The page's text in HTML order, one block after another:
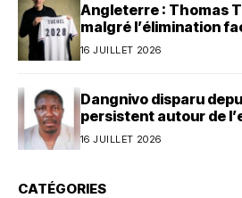
Angleterre : Thomas
malgré l’élimination
16 JUILLET 2026
Dangnivo disparu
persistent autour de
16 JUILLET 2026
CATÉGORIES